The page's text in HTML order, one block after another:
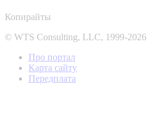
Копирайты
© WTS Consulting, LLC, 1999-2026
Про портал
Карта сайту
Передплата